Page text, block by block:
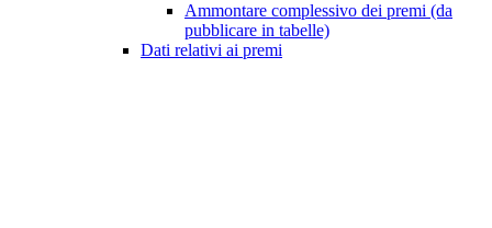
Ammontare complessivo dei premi (da
pubblicare in tabelle)
Dati relativi ai premi